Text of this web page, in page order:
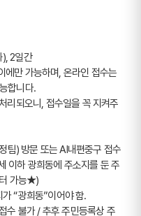
2일간
합니다.
팀) 방문 또는 AI내편중구 접수
이하 광희동에 주소지를 둔 주
가능★)
지가 “광희동”이어야 함.